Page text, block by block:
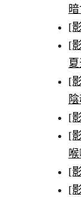
[
[
[
[
[
[
[